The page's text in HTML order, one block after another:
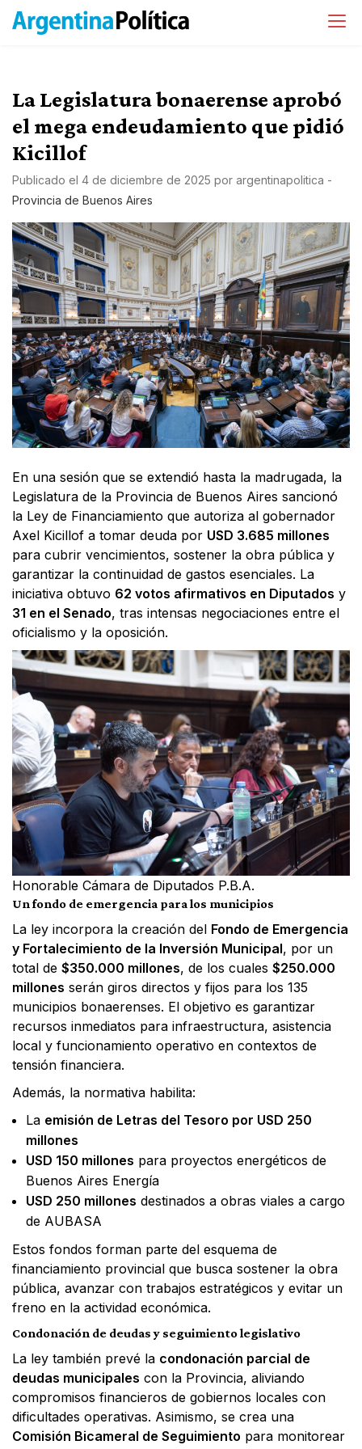
La Legislatura bonaerense aprobó
el mega endeudamiento que pidió
Kicillof
Publicado el 4 de diciembre de 2025 por argentinapolitica -
Provincia de Buenos Aires
En una sesión que se extendió hasta la madrugada, la
Legislatura de la Provincia de Buenos Aires sancionó
la Ley de Financiamiento que autoriza al gobernador
Axel Kicillof a tomar deuda por USD 3.685 millones
para cubrir vencimientos, sostener la obra pública y
garantizar la continuidad de gastos esenciales. La
iniciativa obtuvo 62 votos afirmativos en Diputados y
31 en el Senado, tras intensas negociaciones entre el
oficialismo y la oposición.
Honorable Cámara de Diputados P.B.A.
Un fondo de emergencia para los municipios
La ley incorpora la creación del Fondo de Emergencia
y Fortalecimiento de la Inversión Municipal, por un
total de $350.000 millones, de los cuales $250.000
millones serán giros directos y fijos para los 135
municipios bonaerenses. El objetivo es garantizar
recursos inmediatos para infraestructura, asistencia
local y funcionamiento operativo en contextos de
tensión financiera.
Además, la normativa habilita:
La emisión de Letras del Tesoro por USD 250
millones
USD 150 millones para proyectos energéticos de
Buenos Aires Energía
USD 250 millones destinados a obras viales a cargo
de AUBASA
Estos fondos forman parte del esquema de
financiamiento provincial que busca sostener la obra
pública, avanzar con trabajos estratégicos y evitar un
freno en la actividad económica.
Condonación de deudas y seguimiento legislativo
La ley también prevé la condonación parcial de
deudas municipales con la Provincia, aliviando
compromisos financieros de gobiernos locales con
dificultades operativas. Asimismo, se crea una
Comisión Bicameral de Seguimiento para monitorear